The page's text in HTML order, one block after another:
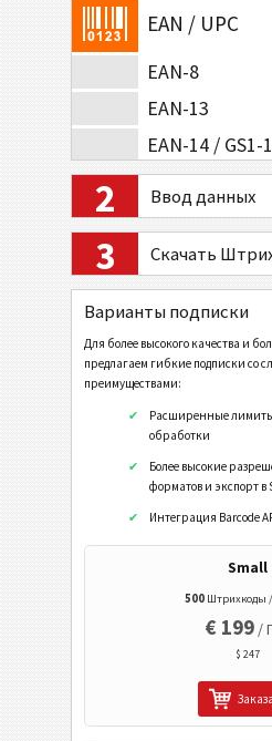
EAN / UPC
EAN-8
EAN-13
EAN-14 / GS1-
UPC-A
UPC-E
2D Коды
2D штрих-
Банк и
Мобильный
Коды
ISBN Коды
2 Ввод данных
3 Скачать
Варианты подписки
Для более высокого качества и
предлагаем гибкие подписки со
преимуществами:
Расширенные
обработки
Более высокие
форматов и экспорт в
Интеграция Barcode
Small
500 Штрихкоды
€ 199/
$ 247